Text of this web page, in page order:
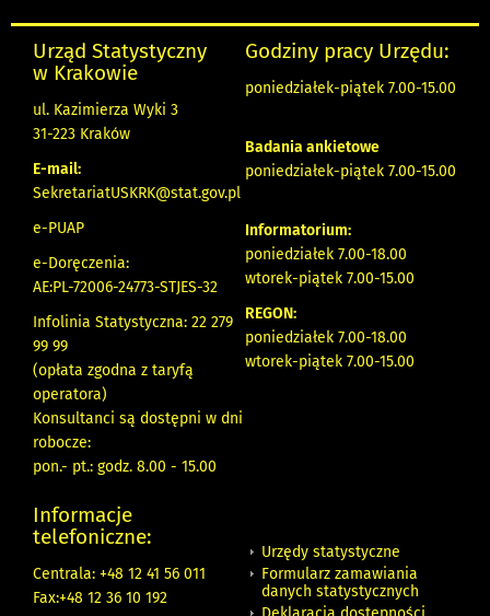
Urząd Statystyczny
w Krakowie
ul. Kazimierza Wyki 3
31-223 Kraków
E-mail:
SekretariatUSKRK@stat.gov.pl
e-PUAP
e-Doręczenia:
AE:PL-72006-24773-STJES-32
Infolinia Statystyczna: 22 279
99 99
(opłata zgodna z taryfą
operatora)
Konsultanci są dostępni w dni
robocze:
pon.- pt.: godz. 8.00 - 15.00
Godziny pracy Urzędu:
poniedziałek-piątek 7.00-15.00
Badania ankietowe
poniedziałek-piątek 7.00-15.00
Informatorium:
poniedziałek 7.00-18.00
wtorek-piątek 7.00-15.00
REGON:
poniedziałek 7.00-18.00
wtorek-piątek 7.00-15.00
Informacje
telefoniczne:
Centrala: +48 12 41 56 011
Fax:+48 12 36 10 192
Urzędy statystyczne
Formularz zamawiania
danych statystycznych